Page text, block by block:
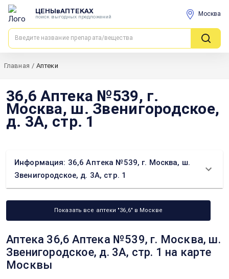
ЦЕНЫвАПТЕКАХ
поиск выгодных предложений Москва
Главная / Аптеки
36,6 Аптека №539, г.
Москва, ш. Звенигородское,
д. 3А, стр. 1
Информация: 36,6 Аптека №539, г. Москва, ш.
Звенигородское, д. 3А, стр. 1
Показать все аптеки "36,6" в Москве
Аптека 36,6 Аптека №539, г. Москва, ш.
Звенигородское, д. 3А, стр. 1 на карте
Москвы